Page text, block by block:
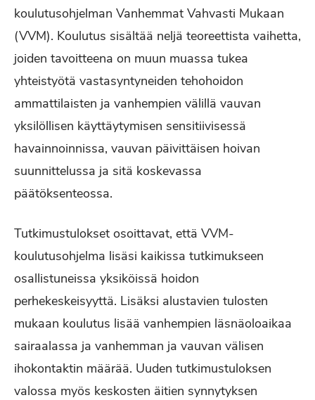
koulutusohjelman Vanhemmat Vahvasti Mukaan
(VVM). Koulutus sisältää neljä teoreettista vaihetta,
joiden tavoitteena on muun muassa tukea
yhteistyötä vastasyntyneiden tehohoidon
ammattilaisten ja vanhempien välillä vauvan
yksilöllisen käyttäytymisen sensitiivisessä
havainnoinnissa, vauvan päivittäisen hoivan
suunnittelussa ja sitä koskevassa
päätöksenteossa.
Tutkimustulokset osoittavat, että VVM-
koulutusohjelma lisäsi kaikissa tutkimukseen
osallistuneissa yksiköissä hoidon
perhekeskeisyyttä. Lisäksi alustavien tulosten
mukaan koulutus lisää vanhempien läsnäoloaikaa
sairaalassa ja vanhemman ja vauvan välisen
ihokontaktin määrää. Uuden tutkimustuloksen
valossa myös keskosten äitien synnytyksen